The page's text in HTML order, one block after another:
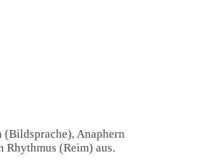
Anaphern
Rhythmus (Reim) aus.